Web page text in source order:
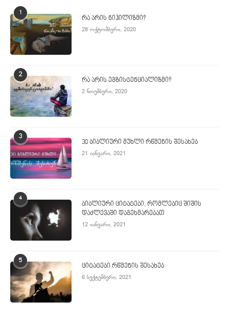
1
რა არის ნიჰილიზმი?
28 ოქტომბერი, 2020
2
რა არის ეგზისტენციალიზმი?
2 ნოემბერი, 2020
3
30 ბიბლიური მუხლი რწმენის შესახებ
21 იანვარი, 2021
4
ბიბლიური ციტატები, რომლებიც შიშის
დაძლევაში დაგეხმარებათ
12 იანვარი, 2021
5
ციტატები რწმენის შესახებ
6 სექტემბერი, 2021